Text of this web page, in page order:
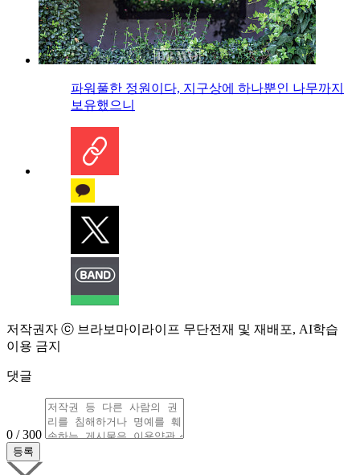
파워풀한 정원이다, 지구상에 하나뿐인 나무까지
보유했으니
저작권자 ⓒ 브라보마이라이프 무단전재 및 재배포, AI학습
이용 금지
댓글
0 / 300